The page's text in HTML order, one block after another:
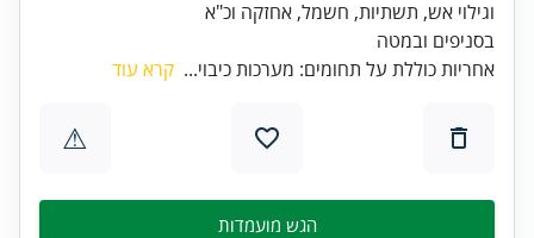
בסניפים ובמטה
אחריות כוללת על תחומים: מערכות כיבוי... קרא עוד
⚠
הגש מועמדות